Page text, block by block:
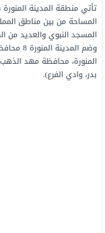
المساحة من بين مناطق
المسجد النبوي والعديد من
وضم
المنورة، محافظة مهد الذهب،
بدر، وادي الفرع).